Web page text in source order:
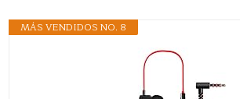
MÁS VENDIDOS NO. 8